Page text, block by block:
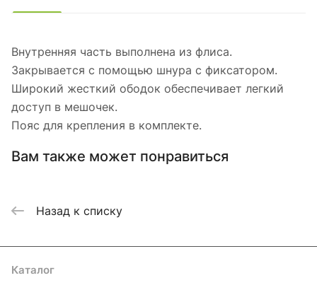
Внутренняя часть выполнена из флиса.
Закрывается с помощью шнура с фиксатором.
Широкий жесткий ободок обеспечивает легкий
доступ в мешочек.
Пояс для крепления в комплекте.
Вам также может понравиться
Назад к списку
Каталог